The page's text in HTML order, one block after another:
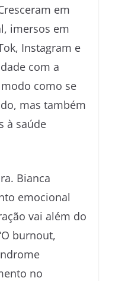
em
imersos em
Instagram e
com a
como se
mas também
à saúde
Bianca
emocional
vai além do
burnout,
no